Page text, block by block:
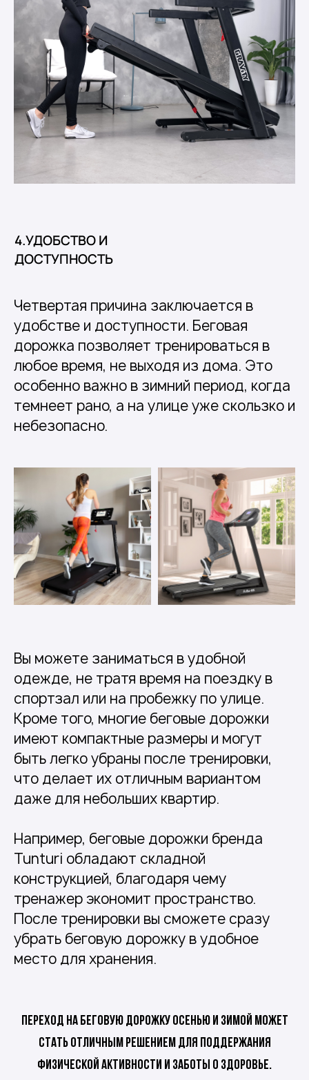
4.УДОБСТВО И
ДОСТУПНОСТЬ
Четвертая причина заключается в
удобстве и доступности. Беговая
дорожка позволяет тренироваться в
любое время, не выходя из дома. Это
особенно важно в зимний период, когда
темнеет рано, а на улице уже скользко и
небезопасно.
Вы можете заниматься в удобной
одежде, не тратя время на поездку в
спортзал или на пробежку по улице.
Кроме того, многие беговые дорожки
имеют компактные размеры и могут
быть легко убраны после тренировки,
что делает их отличным вариантом
даже для небольших квартир.
Например, беговые дорожки бренда
Tunturi обладают складной
конструкцией, благодаря чему
тренажер экономит пространство.
После тренировки вы сможете сразу
убрать беговую дорожку в удобное
место для хранения.
Переход на беговую дорожку осенью и зимой может
стать отличным решением для поддержания
физической активности и заботы о здоровье.